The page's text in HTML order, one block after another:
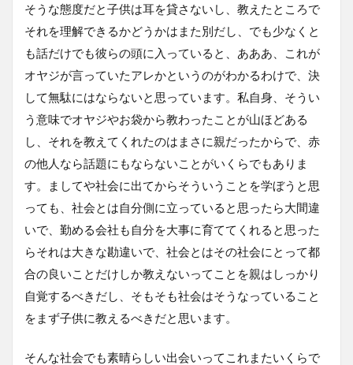
そうな態度だと子供は耳を貸さないし、教えたところで
それを理解できるかどうかはまた別だし、でも少なくと
も話だけでも彼らの頭に入っていると、あああ、これが
オヤジが言っていたアレかというのがわかるわけで、決
して無駄にはならないと思っています。私自身、そうい
う意味でオヤジやお袋から教わったことが山ほどある
し、それを教えてくれたのはまさに親だったからで、赤
の他人なら話題にもならないことがいくらでもありま
す。ましてや社会に出てからそういうことを学ぼうと思
っても、社会とは自分側に立っていると思ったら大間違
いで、勤める会社も自分を大事に育ててくれると思った
らそれは大きな勘違いで、社会とはその社会にとって都
合の良いことだけしか教えないってことを親はしっかり
自覚するべきだし、そもそも社会はそうなっていること
をまず子供に教えるべきだと思います。
そんな社会でも素晴らしい出会いってこれまたいくらで